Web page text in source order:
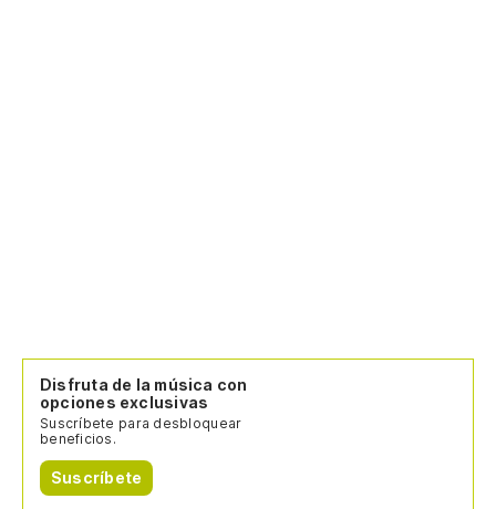
Disfruta de la música con
opciones exclusivas
Suscríbete para desbloquear
beneficios.
Suscríbete